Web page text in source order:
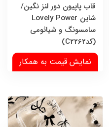
قاب پاپیون دور لنز نگین/
شاین Lovely Power
سامسونگ و شیائومی
(کدC2262)
نمایش قیمت به همکار